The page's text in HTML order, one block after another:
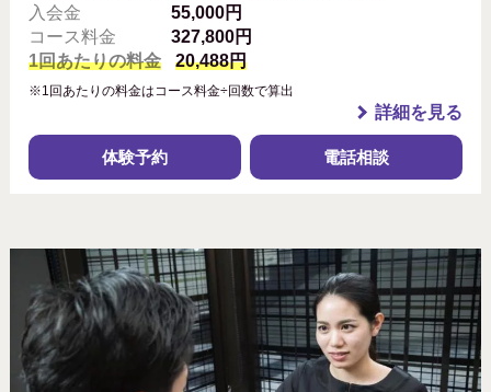
入会金
55,000円
コース料金
327,800円
1回あたりの料金
20,488円
※1回あたりの料金はコース料金÷回数で算出
詳細を見る
体験予約 電話相談